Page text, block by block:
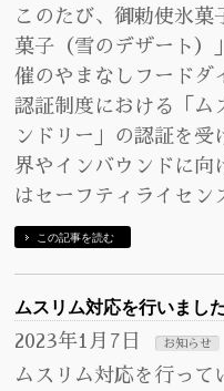
このたび、御勅使氷菓
菓子（雪のデザート）
催のやまなしフードダ
認証制度における「ム
ンドリー」の認証を受
界やインバウンドに向
はセーフティライセ
この記事を読む
ムスリム対応を行いまし
2023年1月7日 お知らせ
ムスリム対応を行って